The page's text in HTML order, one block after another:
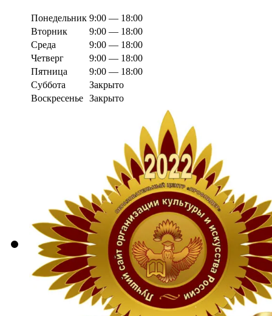
Понедельник 9:00 — 18:00
Вторник
9:00 — 18:00
Среда
9:00 — 18:00
Четверг
9:00 — 18:00
Пятница
9:00 — 18:00
Суббота
Закрыто
Воскресенье Закрыто